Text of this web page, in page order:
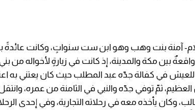
آمنة بنت وهب وهو ابن ست سنواتٍ، وكانت عائدةً
بين مكة والمدينة، إذ كانت في زيارةٍ لأخواله من
للعيش في كفالة جدّه عبد المطلب حيث كان يعتني به
العظيم، ثمّ توفي جدّه والنبي في الثامنة من عمره،
وكان يأخذه معه في رحلاته التجارية، وفي إحدى